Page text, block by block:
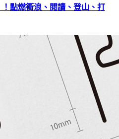
點燃衝浪、閱讀、登山、打